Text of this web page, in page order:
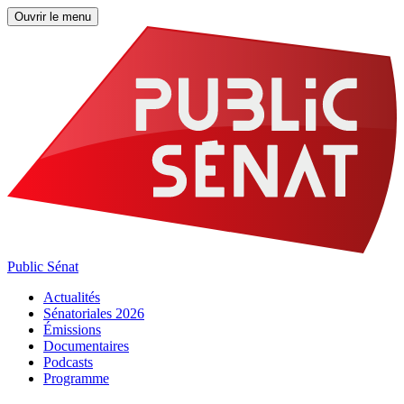
Ouvrir le menu
Public Sénat
Actualités
Sénatoriales 2026
Émissions
Documentaires
Podcasts
Programme